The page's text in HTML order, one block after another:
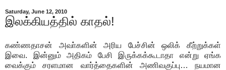
Saturday, June 12, 2010
இலக்கியத்தில் காதல்!
கண்ணதாசன் அவா்களின் அரிய பேச்சின் ஒலிக் கீற்றுக்கள்
இவை. இன்னும் அதிகம் பேசி இருக்கக்கூடாதா என்று ஏங்க
வைக்கும் சரளமான வார்த்தைகளின் அணிவகுப்பு… நயமான